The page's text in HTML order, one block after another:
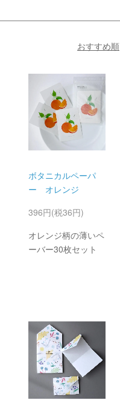
おすすめ順
ボタニカルペーパ
ー オレンジ
396円(税36円)
オレンジ柄の薄いペ
ーバー30枚セット